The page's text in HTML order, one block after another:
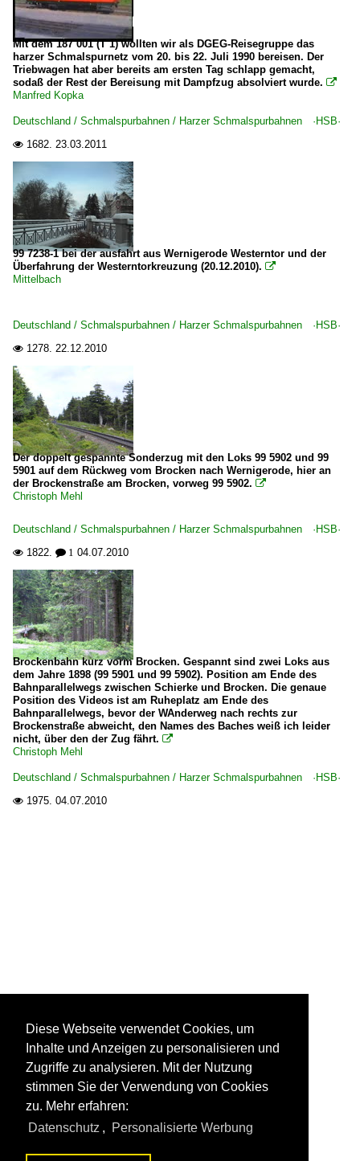
Mit dem 187 001 (T 1) wollten wir als DGEG-Reisegruppe das
harzer Schmalspurnetz vom 20. bis 22. Juli 1990 bereisen. Der
Triebwagen hat aber bereits am ersten Tag schlapp gemacht,
sodaß der Rest der Bereisung mit Dampfzug absolviert wurde. 
Manfred Kopka
Deutschland / Schmalspurbahnen / Harzer Schmalspurbahnen ·HSB·
 1682. 23.03.2011
99 7238-1 bei der ausfahrt aus Wernigerode Westerntor und der
Überfahrung der Westerntorkreuzung (20.12.2010). 
Mittelbach
Deutschland / Schmalspurbahnen / Harzer Schmalspurbahnen ·HSB·
 1278. 22.12.2010
Der doppelt gespannte Sonderzug mit den Loks 99 5902 und 99
5901 auf dem Rückweg vom Brocken nach Wernigerode, hier an
der Brockenstraße am Brocken, vorweg 99 5902. 
Christoph Mehl
Deutschland / Schmalspurbahnen / Harzer Schmalspurbahnen ·HSB·
 1822.  1 04.07.2010
Brockenbahn kurz vorm Brocken. Gespannt sind zwei Loks aus
dem Jahre 1898 (99 5901 und 99 5902). Position am Ende des
Bahnparallelwegs zwischen Schierke und Brocken. Die genaue
Position des Videos ist am Ruheplatz am Ende des
Bahnparallelwegs, bevor der WAnderweg nach rechts zur
Brockenstraße abweicht, den Names des Baches weiß ich leider
nicht, über den der Zug fährt. 
Christoph Mehl
Deutschland / Schmalspurbahnen / Harzer Schmalspurbahnen ·HSB·
 1975. 04.07.2010
Diese Webseite verwendet Cookies, um
Inhalte und Anzeigen zu personalisieren und
Zugriffe zu analysieren. Mit der Nutzung
stimmen Sie der Verwendung von Cookies
zu. Mehr erfahren:
Datenschutz , Personalisierte Werbung